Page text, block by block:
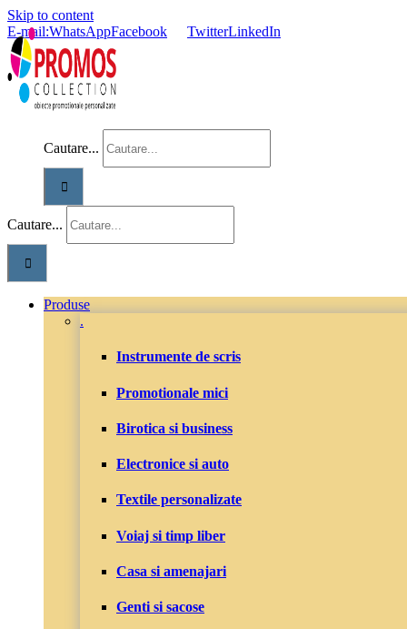
Skip to content
E-mail:WhatsAppFacebook TwitterLinkedIn
Cautare...
Cautare...
Produse
.
Instrumente de scris
Promotionale mici
Birotica si business
Electronice si auto
Textile personalizate
Voiaj si timp liber
Casa si amenajari
Genti si sacose